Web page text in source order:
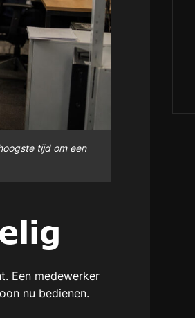
tijd om een
Een medewerker
nu bedienen.